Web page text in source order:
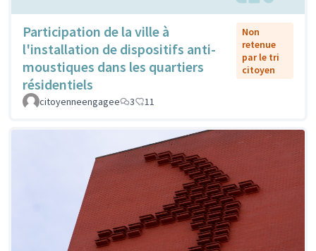
Participation de la ville à
l'installation de dispositifs anti-
moustiques dans les quartiers
résidentiels
Non
retenue
par le tri
citoyen
citoyenneengagee 3 11